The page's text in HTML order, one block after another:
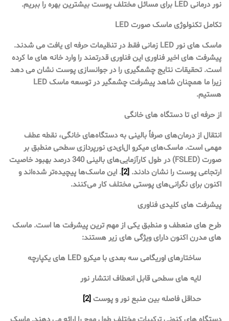
نور درمانی LED برای مسائل مختلف پوست بیشترین بهره را ببریم.
تکامل تکنولوژی ماسک صورت LED
ماسک های نور LED زمانی فقط در تنظیمات حرفه ای یافت می شدند.
پیشرفت های اخیر فناوری این فناوری قدرتمند را وارد خانه های ما کرده
است. تحقیقات نتایج چشمگیری را در جوانسازی پوست نشان می دهد
زیرا ما همچنان شاهد پیشرفت چشمگیر در توسعه ماسک LED
هستیم.
از حرفه ای تا دستگاه های خانگی
انتقال از درمان‌های صرفاً بالینی به دستگاه‌های خانگی، نقطه عطف
مهمی است. ماسک‌های میکرو ال‌ای‌دی نورپردازی سطحی منطبق بر
صورت (FSLED) در طول کارآزمایی‌های بالینی 340 درصد بهبود خاصیت
ارتجاعی پوست را نشان دادند. [2] . این ماسک‌ها پیچیده‌تر شده‌اند و
اکنون برای نگرانی‌های پوستی مختلف کار می‌کنند.
پیشرفت های کلیدی فناوری
طرح های منعطف و منطبق یکی از مهم ترین پیشرفت ها است. ماسک
های مدرن اکنون دارای ویژگی های زیر هستند:
ساختارهای اوریگامی سه بعدی با میکرو LED های یکپارچه
لایه های سطحی قابل انعطاف انتشار نور
حداقل فاصله بین منبع نور و پوست[2]